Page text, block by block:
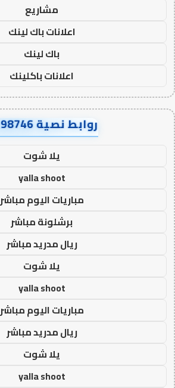
مشاريع
اعلانات باك لينك
باك لينك
اعلانات باكلينك
روابط نصية AA98746
يلا شوت
yalla shoot
مباريات اليوم مباشر
برشلونة مباشر
ريال مدريد مباشر
يلا شوت
yalla shoot
مباريات اليوم مباشر
ريال مدريد مباشر
يلا شوت
yalla shoot